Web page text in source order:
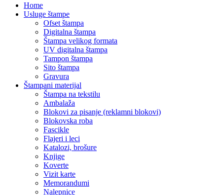
Home
Usluge štampe
Ofset štampa
Digitalna štampa
Štampa velikog formata
UV digitalna štampa
Tampon štampa
Sito štampa
Gravura
Štampani materijal
Štampa na tekstilu
Ambalaža
Blokovi za pisanje (reklamni blokovi)
Blokovska roba
Fascikle
Flajeri i leci
Katalozi, brošure
Knjige
Koverte
Vizit karte
Memorandumi
Nalepnice